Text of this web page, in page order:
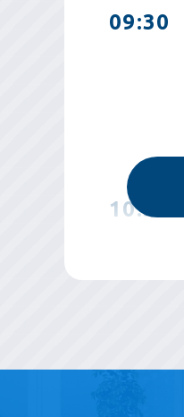
09:30
10:30